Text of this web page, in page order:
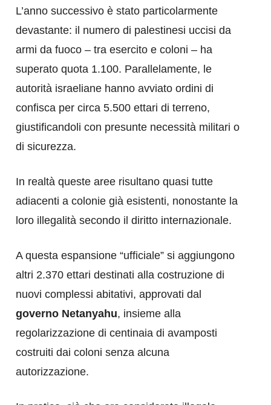
L’anno successivo è stato particolarmente
devastante: il numero di palestinesi uccisi da
armi da fuoco – tra esercito e coloni – ha
superato quota 1.100. Parallelamente, le
autorità israeliane hanno avviato ordini di
confisca per circa 5.500 ettari di terreno,
giustificandoli con presunte necessità militari o
di sicurezza.
In realtà queste aree risultano quasi tutte
adiacenti a colonie già esistenti, nonostante la
loro illegalità secondo il diritto internazionale.
A questa espansione “ufficiale” si aggiungono
altri 2.370 ettari destinati alla costruzione di
nuovi complessi abitativi, approvati dal
governo Netanyahu, insieme alla
regolarizzazione di centinaia di avamposti
costruiti dai coloni senza alcuna
autorizzazione.